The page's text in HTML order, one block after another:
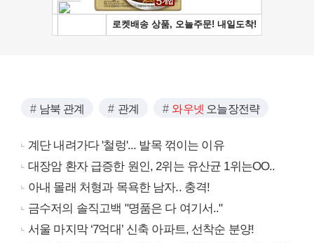
남북 관계 관계 와우넷 오늘장전략
계단 내려가다 '철렁'... 발목 꺾이는 이유
대장암 환자 급증한 원인, 2위는 유산균 1위는OO..
아내 몰래 처형과 목욕한 남자.. 충격!
금수저의 솔직고백 "명품은 다 여기서.."
서울 마지막 ‘7억대’ 신축 아파트, 선착순 분양!